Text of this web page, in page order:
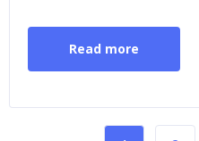
Read more